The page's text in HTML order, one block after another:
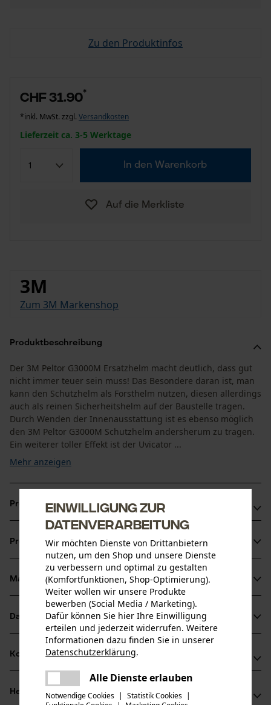
Zu den Produktinfos
CHF 31.90*
*inkl. MwSt. zzgl. Versandkosten
Lieferzeit ca. 3-5 Werktage
In den Warenkorb
Auf die Merkliste
3M
Zum 3M Markenshop
Produktbeschreibung
Der 3M Peltor G3000M Ersatzhelm macht deutlich, dass gut
nicht immer teuer sein muss! Das Besondere daran ist, man
kann den Schutzhelm als Forsthelm nutzen, diesen allerdings
auch als reinen Sicherheitshelm auf der Baustelle tragen.
Durch Wenden der Innenausstattung ist es ebenso möglich
den 3M Peltor G3000M Schutzhelm andersherum zu tragen.
Ein weiterer toller Effekt ist der Uvicator ...
Mehr anzeigen
Produktvorteile
Schutzwirkung ist schnell durch den Uvicator Sensor
erkennbar
Zusätzliche Belüftungsöffnungen sorgen für optimalen
Temperaturausgleich
Das abgerundete Design verhindert das Verfangen von
Ästen oder Kabeln
Produktinformationen
Produktdetails
Aktivitätstyp
Schützen, Warnen
Altersgruppe
Material & Pflege
Material
Details Polsterung
Datenblätter
Bedienungsanleitung (PDF)
Konformitätserklärung (PDF)
Herstellerdatenblatt (PDF)
Kompatibilität
Kompatibel Mit
Herstellerinformationen
Einwilligung zur
Datenverarbeitung
Wir möchten Dienste von Drittanbietern
nutzen, um den Shop und unsere Dienste
zu verbessern und optimal zu gestalten
(Komfortfunktionen, Shop-Optimierung).
Weiter wollen wir unsere Produkte
bewerben (Social Media / Marketing).
Dafür können Sie hier Ihre Einwilligung
erteilen und jederzeit widerrufen. Weitere
Informationen dazu finden Sie in unserer
Datenschutzerklärung.
Alle Dienste erlauben
Notwendige Cookies | Statistik Cookies |
Es ist ein Fehler aufgetreten. Bitte
versuchen Sie es erneut.